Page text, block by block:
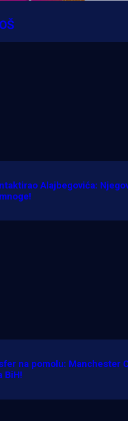
kvalifikacije za
i preuzmi
Alajbegovića:
na pomolu: Manchester
BiH!